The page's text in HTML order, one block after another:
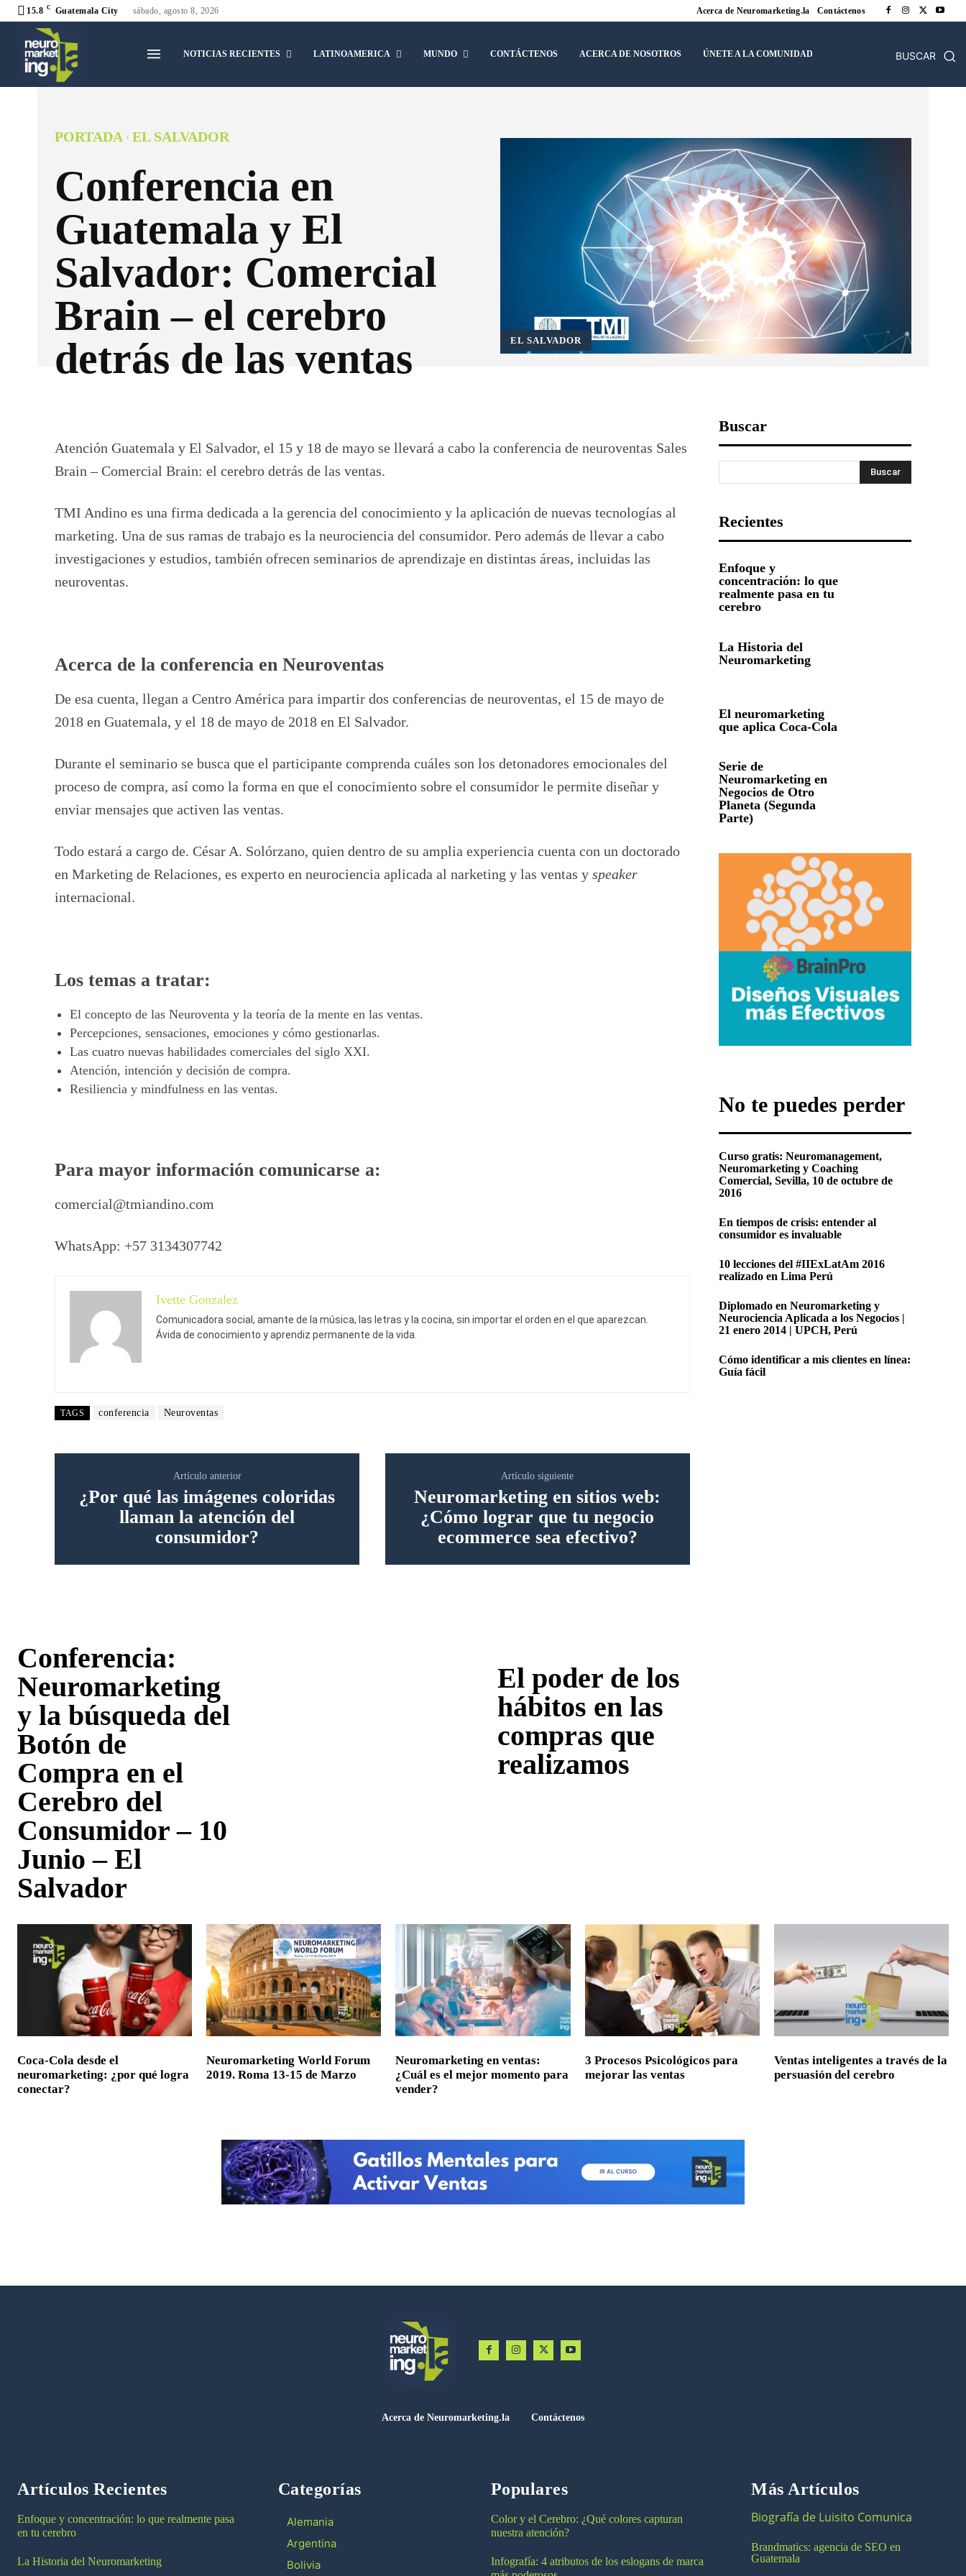
15.8 C Guatemala City sábado, agosto 8, 2026 Acerca de Neuromarketing.la Contáctenos
NOTICIAS RECIENTES LATINOAMERICA MUNDO CONTÁCTENOS ACERCA DE NOSOTROS ÚNETE A LA COMUNIDAD BUSCAR
PORTADA EL SALVADOR
Conferencia en
Guatemala y El
Salvador: Comercial
Brain – el cerebro
detrás de las ventas
EL SALVADOR
Atención Guatemala y El Salvador, el 15 y 18 de mayo se llevará a cabo la conferencia de neuroventas Sales
Brain – Comercial Brain: el cerebro detrás de las ventas.
TMI Andino es una firma dedicada a la gerencia del conocimiento y la aplicación de nuevas tecnologías al
marketing. Una de sus ramas de trabajo es la neurociencia del consumidor. Pero además de llevar a cabo
investigaciones y estudios, también ofrecen seminarios de aprendizaje en distintas áreas, incluidas las
neuroventas.
Acerca de la conferencia en Neuroventas
De esa cuenta, llegan a Centro América para impartir dos conferencias de neuroventas, el 15 de mayo de
2018 en Guatemala, y el 18 de mayo de 2018 en El Salvador.
Durante el seminario se busca que el participante comprenda cuáles son los detonadores emocionales del
proceso de compra, así como la forma en que el conocimiento sobre el consumidor le permite diseñar y
enviar mensajes que activen las ventas.
Todo estará a cargo de. César A. Solórzano, quien dentro de su amplia experiencia cuenta con un doctorado
en Marketing de Relaciones, es experto en neurociencia aplicada al narketing y las ventas y speaker
internacional.
Los temas a tratar:
El concepto de las Neuroventa y la teoría de la mente en las ventas.
Percepciones, sensaciones, emociones y cómo gestionarlas.
Las cuatro nuevas habilidades comerciales del siglo XXI.
Atención, intención y decisión de compra.
Resiliencia y mindfulness en las ventas.
Para mayor información comunicarse a:
comercial@tmiandino.com
WhatsApp: +57 3134307742
Ivette Gonzalez
Comunicadora social, amante de la música, las letras y la cocina, sin importar el orden en el que aparezcan.
Ávida de conocimiento y aprendiz permanente de la vida.
TAGS conferencia Neuroventas
Artículo anterior
¿Por qué las imágenes coloridas
llaman la atención del
consumidor?
Artículo siguiente
Neuromarketing en sitios web:
¿Cómo lograr que tu negocio
ecommerce sea efectivo?
Buscar
Buscar
Recientes
Enfoque y
concentración: lo que
realmente pasa en tu
cerebro
La Historia del
Neuromarketing
El neuromarketing
que aplica Coca-Cola
Serie de
Neuromarketing en
Negocios de Otro
Planeta (Segunda
Parte)
No te puedes perder
Curso gratis: Neuromanagement,
Neuromarketing y Coaching
Comercial, Sevilla, 10 de octubre de
2016
En tiempos de crisis: entender al
consumidor es invaluable
10 lecciones del #IIExLatAm 2016
realizado en Lima Perú
Diplomado en Neuromarketing y
Neurociencia Aplicada a los Negocios |
21 enero 2014 | UPCH, Perú
Cómo identificar a mis clientes en línea:
Guía fácil
Conferencia:
Neuromarketing
y la búsqueda del
Botón de
Compra en el
Cerebro del
Consumidor – 10
Junio – El
Salvador
El poder de los
hábitos en las
compras que
realizamos
Coca-Cola desde el
neuromarketing: ¿por qué logra
conectar?
Neuromarketing World Forum
2019. Roma 13-15 de Marzo
Neuromarketing en ventas:
¿Cuál es el mejor momento para
vender?
3 Procesos Psicológicos para
mejorar las ventas
Ventas inteligentes a través de la
persuasión del cerebro
Acerca de Neuromarketing.la Contáctenos
Artículos Recientes
Enfoque y concentración: lo que realmente pasa
en tu cerebro
La Historia del Neuromarketing
Categorías
Alemania
Argentina
Bolivia
Populares
Color y el Cerebro: ¿Qué colores capturan
nuestra atención?
Infografía: 4 atributos de los eslogans de marca
Más Artículos
Biografía de Luisito Comunica
Brandmatics: agencia de SEO en
Guatemala